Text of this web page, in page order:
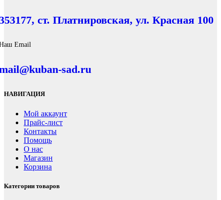
ст. Платнировская, ул. Красная 100
Email
sad.ru
НАВИГАЦИЯ
Мой аккаунт
Прайс-лист
Контакты
Помощь
О нас
Магазин
Корзина
Категории товаров